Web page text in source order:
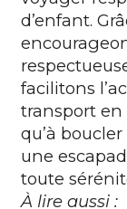
d’enfant.
facilitons
transport en
qu’à
une
toute
À lire aussi :